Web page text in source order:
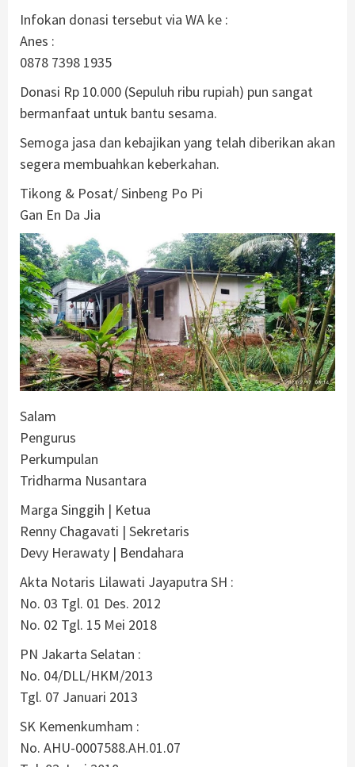
Infokan donasi tersebut via WA ke :
Anes :
0878 7398 1935
Donasi Rp 10.000 (Sepuluh ribu rupiah) pun sangat
bermanfaat untuk bantu sesama.
Semoga jasa dan kebajikan yang telah diberikan akan
segera membuahkan keberkahan.
Tikong & Posat/ Sinbeng Po Pi
Gan En Da Jia
Salam
Pengurus
Perkumpulan
Tridharma Nusantara
Marga Singgih | Ketua
Renny Chagavati | Sekretaris
Devy Herawaty | Bendahara
Akta Notaris Lilawati Jayaputra SH :
No. 03 Tgl. 01 Des. 2012
No. 02 Tgl. 15 Mei 2018
PN Jakarta Selatan :
No. 04/DLL/HKM/2013
Tgl. 07 Januari 2013
SK Kemenkumham :
No. AHU-0007588.AH.01.07